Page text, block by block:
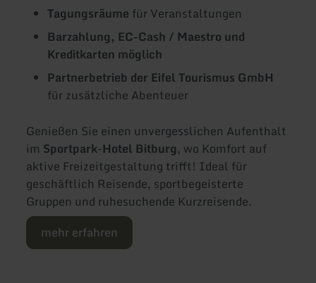
Tagungsräume für Veranstaltungen
Barzahlung, EC-Cash / Maestro und
Kreditkarten möglich
Partnerbetrieb der Eifel Tourismus GmbH
für zusätzliche Abenteuer
Genießen Sie einen unvergesslichen Aufenthalt
im Sportpark-Hotel Bitburg, wo Komfort auf
aktive Freizeitgestaltung trifft! Ideal für
geschäftlich Reisende, sportbegeisterte
Gruppen und ruhesuchende Kurzreisende.
mehr erfahren